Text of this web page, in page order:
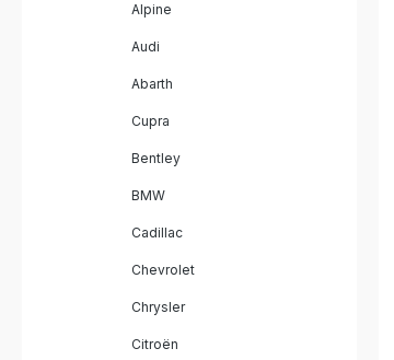
Alpine
Audi
Abarth
Cupra
Bentley
BMW
Cadillac
Chevrolet
Chrysler
Citroën